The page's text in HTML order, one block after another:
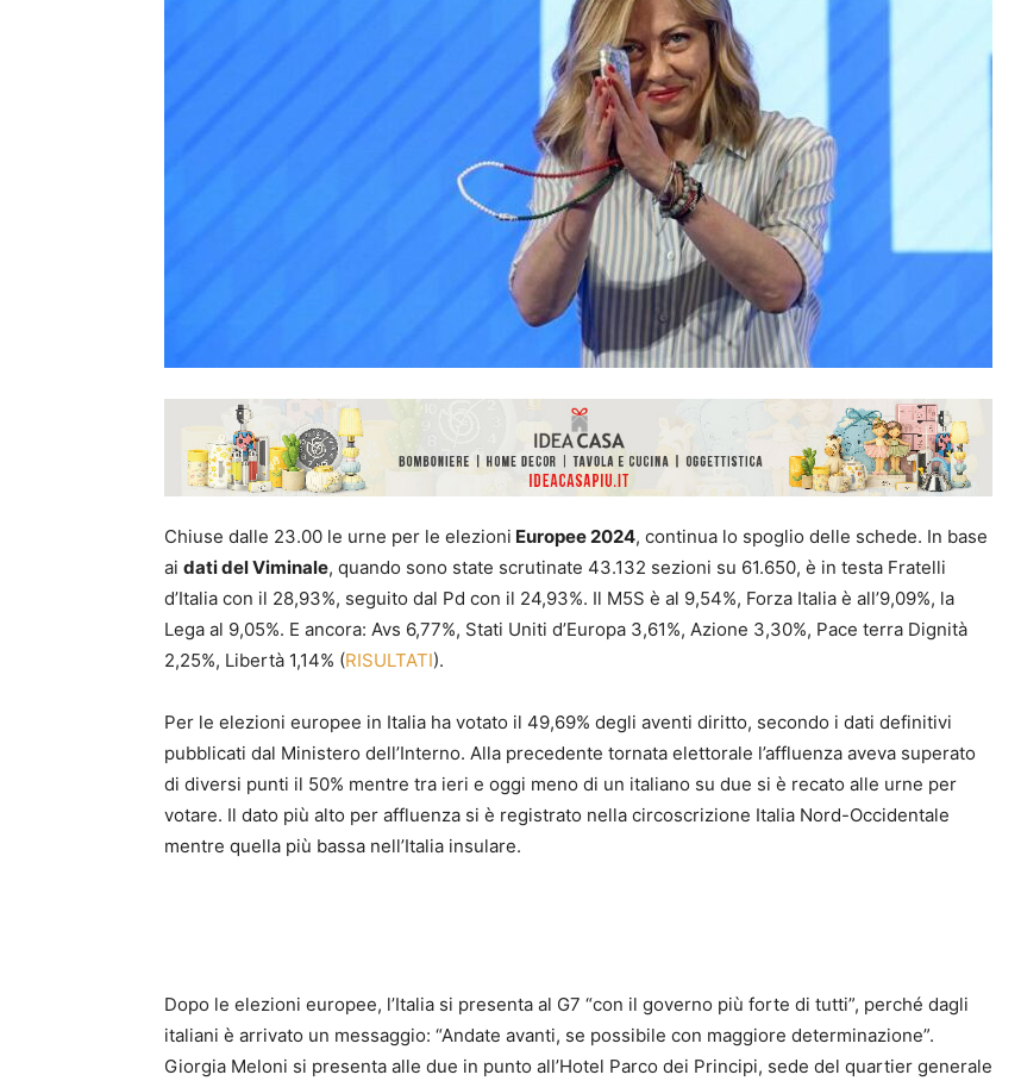
Chiuse dalle 23.00 le urne per le elezioni Europee 2024, continua lo spoglio delle schede. In base
ai dati del Viminale, quando sono state scrutinate 43.132 sezioni su 61.650, è in testa Fratelli
d’Italia con il 28,93%, seguito dal Pd con il 24,93%. Il M5S è al 9,54%, Forza Italia è all’9,09%, la
Lega al 9,05%. E ancora: Avs 6,77%, Stati Uniti d’Europa 3,61%, Azione 3,30%, Pace terra Dignità
2,25%, Libertà 1,14% (RISULTATI).
Per le elezioni europee in Italia ha votato il 49,69% degli aventi diritto, secondo i dati definitivi
pubblicati dal Ministero dell’Interno. Alla precedente tornata elettorale l’affluenza aveva superato
di diversi punti il 50% mentre tra ieri e oggi meno di un italiano su due si è recato alle urne per
votare. Il dato più alto per affluenza si è registrato nella circoscrizione Italia Nord-Occidentale
mentre quella più bassa nell’Italia insulare.
Dopo le elezioni europee, l’Italia si presenta al G7 “con il governo più forte di tutti”, perché dagli
italiani è arrivato un messaggio: “Andate avanti, se possibile con maggiore determinazione”.
Giorgia Meloni si presenta alle due in punto all’Hotel Parco dei Principi, sede del quartier generale